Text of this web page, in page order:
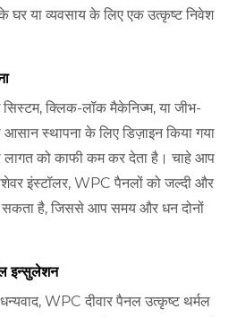
घर या व्यवसाय के लिए एक उत्कृष्ट निवेश
क्लिक-लॉक मैकेनिज्म, या जीभ-
स्थापना के लिए डिज़ाइन किया गया
लागत को काफी कम कर देता है। चाहे आप
इंस्टॉलर, WPC पैनलों को जल्दी और
सकता है, जिससे आप समय और धन दोनों
इन्सुलेशन
WPC दीवार पैनल उत्कृष्ट थर्मल